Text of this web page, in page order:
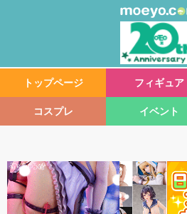
トップページ フィギュア
コスプレ イベント